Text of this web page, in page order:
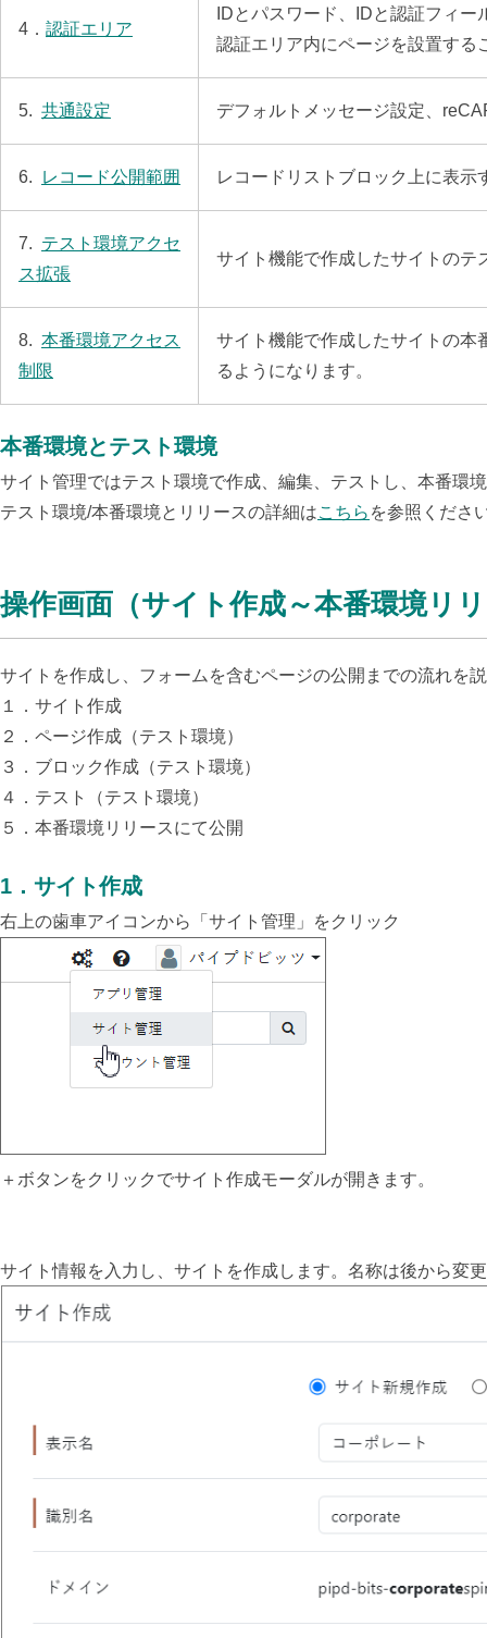
4． 認証エリア
IDとパスワード、IDと認証フィ
認証エリア内にページを設置する
5. 共通設定 デフォルトメッセージ設定、
6. レコード公開範囲 レコードリストブロック上に表
7. テスト環境アクセ
ス拡張
サイト機能で作成したサイトのテ
8. 本番環境アクセス
制限
サイト機能で作成したサイトの本
るようになります。
本番環境とテスト環境
サイト管理ではテスト環境で作成、編集、テストし、本番環
テスト環境/本番環境とリリースの詳細はこちら を参照くださ
操作画面（サイト作成～本番環境リ
サイトを作成し、フォームを含むページの公開までの流れを
１．サイト作成
２．ページ作成（テスト環境）
３．ブロック作成（テスト環境）
４．テスト（テスト環境）
５．本番環境リリースにて公開
1 ． サイト作成
右上の歯車アイコンから「サイト管理」をクリック
＋ボタンをクリックでサイト作成モーダルが開きます。
サイト情報を入力し、サイトを作成します。名称は後から変